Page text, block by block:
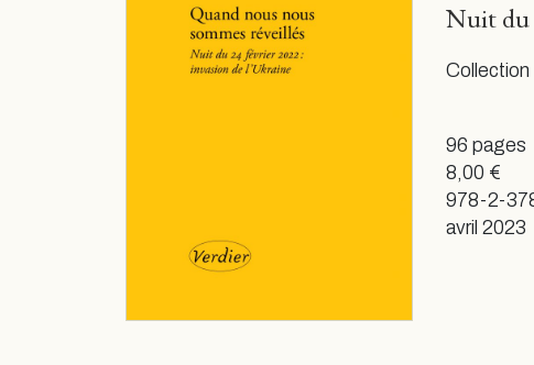
Nuit du
Collection
96 pages
8,00 €
978-2-
avril 2023